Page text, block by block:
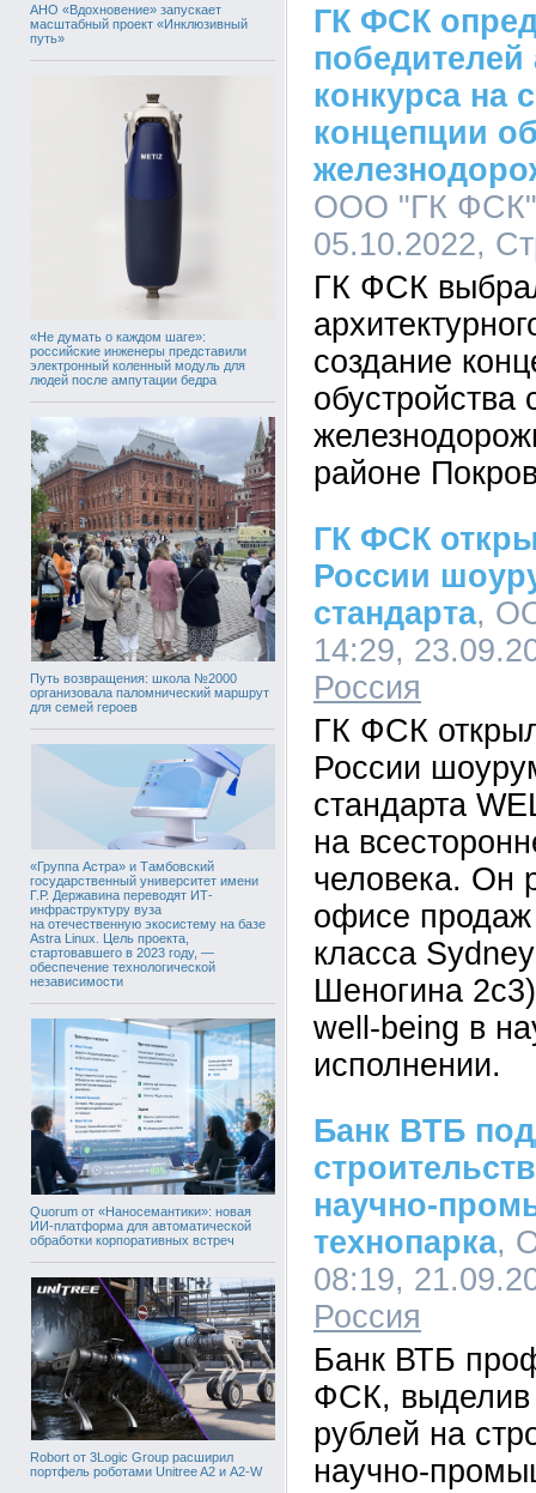
АНО «Вдохновение» запускает
масштабный проект «Инклюзивный
путь»
«Не думать о каждом шаге»:
российские инженеры представили
электронный коленный модуль для
людей после ампутации бедра
Путь возвращения: школа №2000
организовала паломнический маршрут
для семей героев
«Группа Астра» и Тамбовский
государственный университет имени
Г.Р. Державина переводят ИТ-
инфраструктуру вуза
на отечественную экосистему на базе
Astra Linux. Цель проекта,
стартовавшего в 2023 году, —
обеспечение технологической
независимости
Quorum от «Наносемантики»: новая
ИИ-платформа для автоматической
обработки корпоративных встреч
Robort от 3Logic Group расширил
портфель роботами Unitree A2 и A2-W
ГК ФСК
победителей
конкурса на
концепции
ООО "ГК
05.10.2022,
ГК ФСК
создание
обустройства
районе
ГК ФСК
России
стандарта,
14:29,
Россия
ГК ФСК
России
стандарта
на
человека. Он
офисе
класса
Шеногина
well-being в
исполнении.
Банк ВТБ
научно-
технопарка,
08:19,
Россия
Банк ВТБ
ФСК, выделив
рублей на
научно-